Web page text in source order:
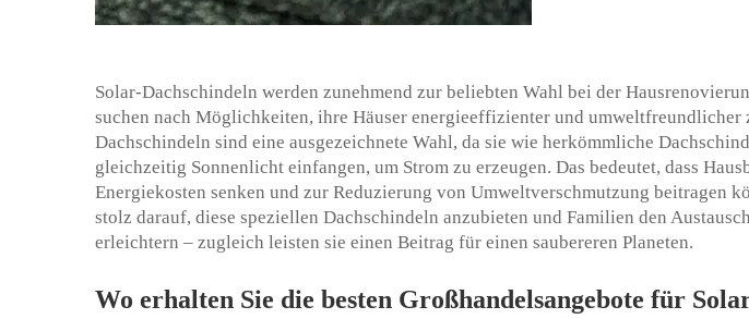
Solar-Dachschindeln werden zunehmend zur beliebten Wahl bei der
suchen nach Möglichkeiten, ihre Häuser energieeffizienter und umweltfreundlicher
Dachschindeln sind eine ausgezeichnete Wahl, da sie wie herkömmliche
gleichzeitig Sonnenlicht einfangen, um Strom zu erzeugen. Das bedeutet, dass
Energiekosten senken und zur Reduzierung von Umweltverschmutzung beitragen
stolz darauf, diese speziellen Dachschindeln anzubieten und Familien den
erleichtern – zugleich leisten sie einen Beitrag für einen saubereren Planeten.
Wo erhalten Sie die besten Großhandelsangebote für